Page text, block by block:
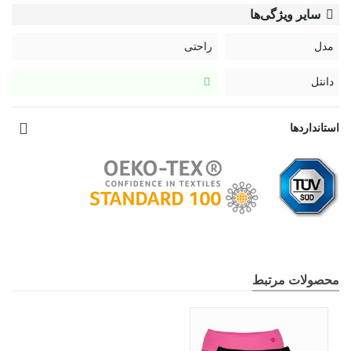
سایر ویژگی‌ها
مدل راحتی
دانتل
استانداردها
محصولات مرتبط